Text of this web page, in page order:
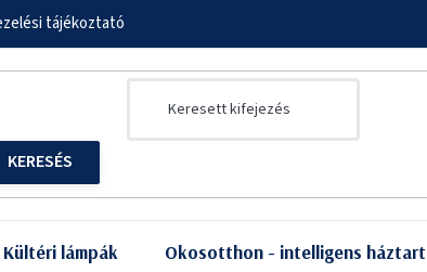
tájékoztató
Kültéri lámpák Okosotthon - intelligens